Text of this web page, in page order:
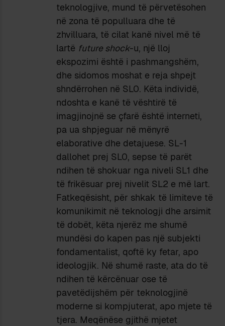
teknologjive, mund të përvetësohen
në zona të populluara dhe të
zhvilluara, të cilat kanë nivel më të
lartë future shock-u, një lloj
ekspozimi është i pashmangshëm,
dhe sidomos moshat e reja shpejt
shndërrohen në SL0. Këta individë,
ndoshta e kanë të vështirë të
imagjinojnë se çfarë është interneti,
pa ua shpjeguar në mënyrë
elaborative dhe detajuese. SL-1
dallohet prej SL0, sepse të parët
ndihen të shokuar nga niveli SL1 dhe
të frikësuar prej nivelit SL2 e më lart.
Fatkeqësisht, për shkak të limiteve të
komunikimit në teknologji dhe arsimit
të dobët, këta njerëz me shumë
mundësi do kapen pas një subjekti
fondamentalist, qoftë ky fetar, apo
ideologjik. Në shumë raste, ata do të
ndihen të kërcënuar ose të
pavetëdijshëm për teknologjinë
moderne si kompjuterat, apo mjete të
tjera. Meqënëse gjithë mjetet